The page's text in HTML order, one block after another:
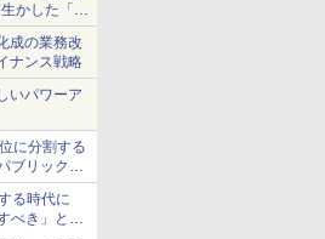
かした「AI
成の業務改
ナンス戦略
いパワーア
に分割する
ブリックプ
る時代に
べき」とセ